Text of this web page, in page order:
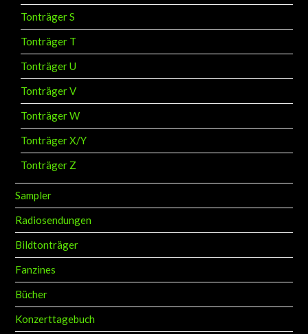
Tonträger S
Tonträger T
Tonträger U
Tonträger V
Tonträger W
Tonträger X/Y
Tonträger Z
Sampler
Radiosendungen
Bildtonträger
Fanzines
Bücher
Konzerttagebuch